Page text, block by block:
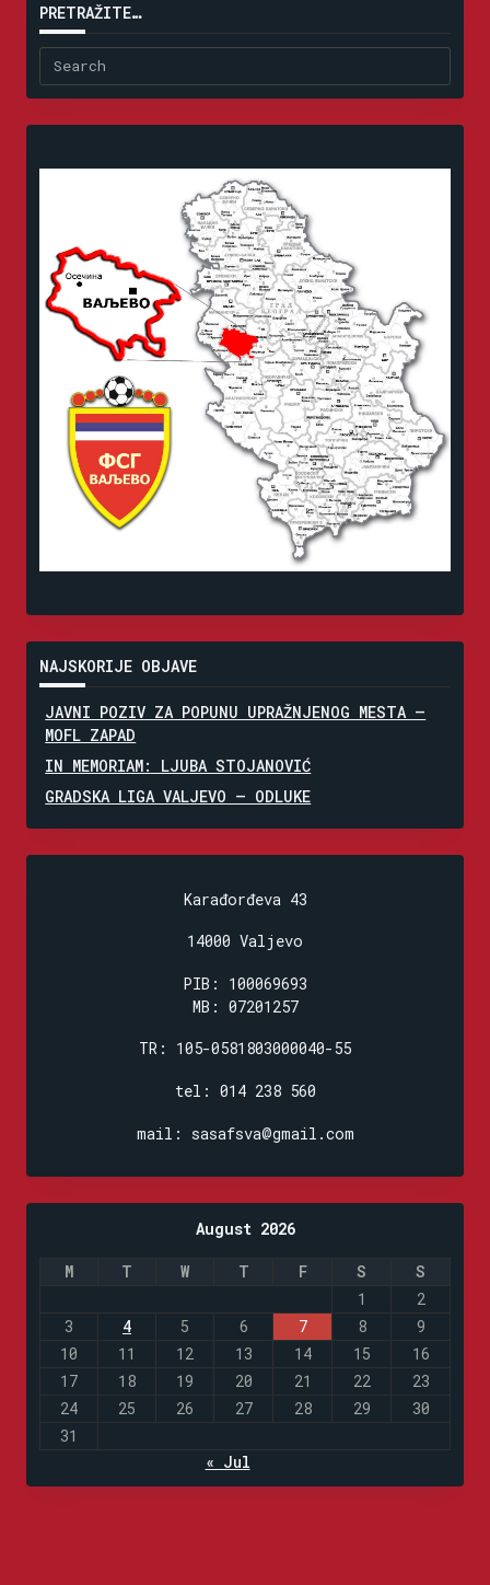
PRETRAŽITE…
Search
for:
NAJSKORIJE OBJAVE
JAVNI POZIV ZA POPUNU UPRAŽNJENOG MESTA –
MOFL ZAPAD
IN MEMORIAM: LJUBA STOJANOVIĆ
GRADSKA LIGA VALJEVO – ODLUKE
Karađorđeva 43
14000 Valjevo
PIB: 100069693
MB: 07201257
TR: 105-0581803000040-55
tel: 014 238 560
mail: sasafsva@gmail.com
August 2026
M T W T F S
S
1
2
3
4 5 6 7 8
9
10
11 12 13 14 15
16
17
18 19 20 21 22
23
24
25 26 27 28 29
30
31
« Jul